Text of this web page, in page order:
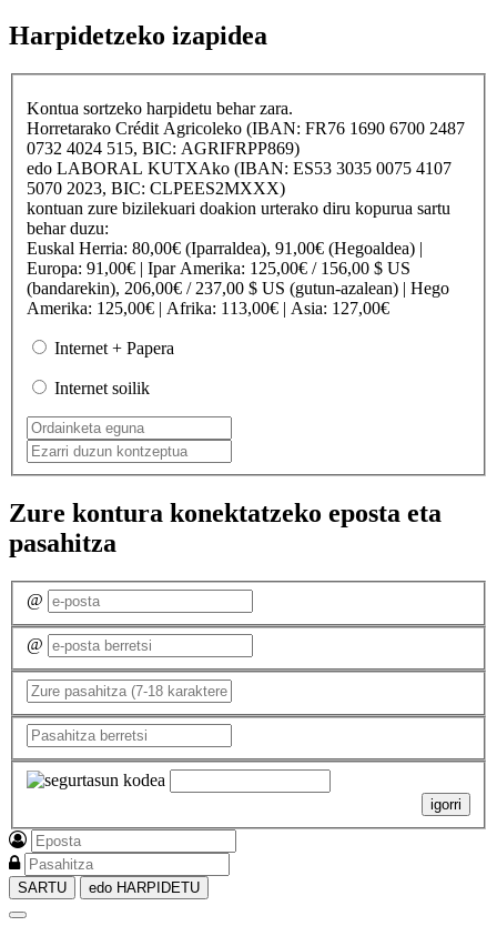
Harpidetzeko izapidea
Kontua sortzeko harpidetu behar zara.
Horretarako Crédit Agricoleko (IBAN: FR76 1690 6700 2487
0732 4024 515, BIC: AGRIFRPP869)
edo LABORAL KUTXAko (IBAN: ES53 3035 0075 4107
5070 2023, BIC: CLPEES2MXXX)
kontuan zure bizilekuari doakion urterako diru kopurua sartu
behar duzu:
Euskal Herria: 80,00€ (Iparraldea), 91,00€ (Hegoaldea) |
Europa: 91,00€ | Ipar Amerika: 125,00€ / 156,00 $ US
(bandarekin), 206,00€ / 237,00 $ US (gutun-azalean) | Hego
Amerika: 125,00€ | Afrika: 113,00€ | Asia: 127,00€
Internet + Papera
Internet soilik
Zure kontura konektatzeko eposta eta
pasahitza
@
@
igorri
SARTU edo HARPIDETU